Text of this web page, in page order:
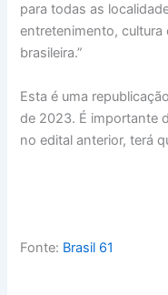
para todas as
entretenimento, cultura
brasileira.”
Esta é uma
de 2023. É importante
no edital anterior, terá
Fonte: Brasil 61